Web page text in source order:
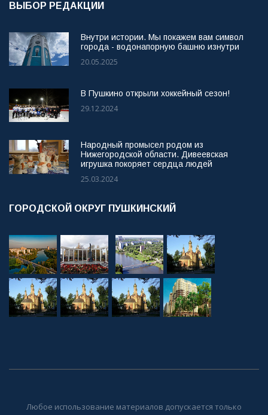
ВЫБОР РЕДАКЦИИ
Внутри истории. Мы покажем вам символ
города - водонапорную башню изнутри
20.05.2025
В Пушкино открыли хоккейный сезон!
29.12.2024
Народный промысел родом из
Нижегородской области. Дивеевская
игрушка покоряет сердца людей
25.03.2024
ГОРОДСКОЙ ОКРУГ ПУШКИНСКИЙ
Любое использование материалов допускается только